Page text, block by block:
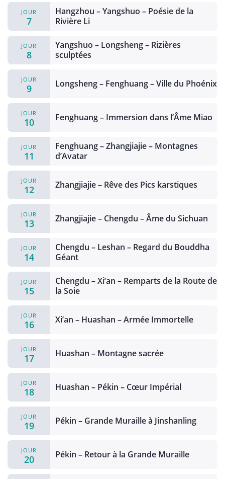
JOUR
7
Hangzhou – Yangshuo – Poésie de la
Rivière Li
JOUR
8
Yangshuo – Longsheng – Rizières
sculptées
JOUR
9 Longsheng – Fenghuang – Ville du Phoénix
JOUR
10 Fenghuang – Immersion dans l’Âme Miao
JOUR
11
Fenghuang – Zhangjiajie – Montagnes
d’Avatar
JOUR
12 Zhangjiajie – Rêve des Pics karstiques
JOUR
13 Zhangjiajie – Chengdu – Âme du Sichuan
JOUR
14
Chengdu – Leshan – Regard du Bouddha
Géant
JOUR
15
Chengdu – Xi’an – Remparts de la Route de
la Soie
JOUR
16 Xi’an – Huashan – Armée Immortelle
JOUR
17 Huashan – Montagne sacrée
JOUR
18 Huashan – Pékin – Cœur Impérial
JOUR
19 Pékin – Grande Muraille à Jinshanling
JOUR
20 Pékin – Retour à la Grande Muraille